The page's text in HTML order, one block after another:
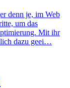
denn je, im Web
um das
Mit ihr
dazu geei…